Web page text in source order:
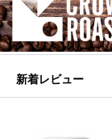
新着レビュー